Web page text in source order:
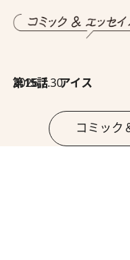
2026.7.30
第15話 アイス
コミック